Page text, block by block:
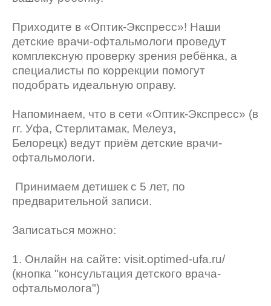
Приходите в «Оптик-Экспресс»! Наши
детские врачи-офтальмологи проведут
комплексную проверку зрения ребёнка, а
специалисты по коррекции помогут
подобрать идеальную оправу.
Напоминаем, что в сети «Оптик-Экспресс» (в
гг. Уфа, Стерлитамак, Мелеуз,
Белорецк) ведут приём детские врачи-
офтальмологи.
Принимаем детишек с 5 лет, по
предварительной записи.
Записаться можно:
1. Онлайн на сайте: visit.optimed-ufa.ru/
(кнопка "консультация детского врача-
офтальмолога")